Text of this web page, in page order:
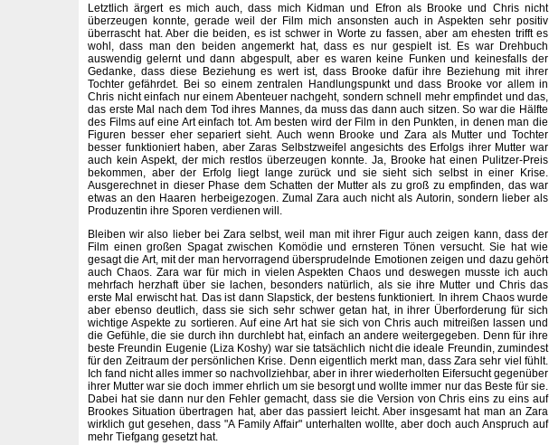
Letztlich ärgert es mich auch, dass mich Kidman und Efron als Brooke und Chris nicht
überzeugen konnte, gerade weil der Film mich ansonsten auch in Aspekten sehr positiv
überrascht hat. Aber die beiden, es ist schwer in Worte zu fassen, aber am ehesten trifft es
wohl, dass man den beiden angemerkt hat, dass es nur gespielt ist. Es war Drehbuch
auswendig gelernt und dann abgespult, aber es waren keine Funken und keinesfalls der
Gedanke, dass diese Beziehung es wert ist, dass Brooke dafür ihre Beziehung mit ihrer
Tochter gefährdet. Bei so einem zentralen Handlungspunkt und dass Brooke vor allem in
Chris nicht einfach nur einem Abenteuer nachgeht, sondern schnell mehr empfindet und das,
das erste Mal nach dem Tod ihres Mannes, da muss das dann auch sitzen. So war die Hälfte
des Films auf eine Art einfach tot. Am besten wird der Film in den Punkten, in denen man die
Figuren besser eher separiert sieht. Auch wenn Brooke und Zara als Mutter und Tochter
besser funktioniert haben, aber Zaras Selbstzweifel angesichts des Erfolgs ihrer Mutter war
auch kein Aspekt, der mich restlos überzeugen konnte. Ja, Brooke hat einen Pulitzer-Preis
bekommen, aber der Erfolg liegt lange zurück und sie sieht sich selbst in einer Krise.
Ausgerechnet in dieser Phase dem Schatten der Mutter als zu groß zu empfinden, das war
etwas an den Haaren herbeigezogen. Zumal Zara auch nicht als Autorin, sondern lieber als
Produzentin ihre Sporen verdienen will.
Bleiben wir also lieber bei Zara selbst, weil man mit ihrer Figur auch zeigen kann, dass der
Film einen großen Spagat zwischen Komödie und ernsteren Tönen versucht. Sie hat wie
gesagt die Art, mit der man hervorragend übersprudelnde Emotionen zeigen und dazu gehört
auch Chaos. Zara war für mich in vielen Aspekten Chaos und deswegen musste ich auch
mehrfach herzhaft über sie lachen, besonders natürlich, als sie ihre Mutter und Chris das
erste Mal erwischt hat. Das ist dann Slapstick, der bestens funktioniert. In ihrem Chaos wurde
aber ebenso deutlich, dass sie sich sehr schwer getan hat, in ihrer Überforderung für sich
wichtige Aspekte zu sortieren. Auf eine Art hat sie sich von Chris auch mitreißen lassen und
die Gefühle, die sie durch ihn durchlebt hat, einfach an andere weitergegeben. Denn für ihre
beste Freundin Eugenie (Liza Koshy) war sie tatsächlich nicht die ideale Freundin, zumindest
für den Zeitraum der persönlichen Krise. Denn eigentlich merkt man, dass Zara sehr viel fühlt.
Ich fand nicht alles immer so nachvollziehbar, aber in ihrer wiederholten Eifersucht gegenüber
ihrer Mutter war sie doch immer ehrlich um sie besorgt und wollte immer nur das Beste für sie.
Dabei hat sie dann nur den Fehler gemacht, dass sie die Version von Chris eins zu eins auf
Brookes Situation übertragen hat, aber das passiert leicht. Aber insgesamt hat man an Zara
wirklich gut gesehen, dass "A Family Affair" unterhalten wollte, aber doch auch Anspruch auf
mehr Tiefgang gesetzt hat.